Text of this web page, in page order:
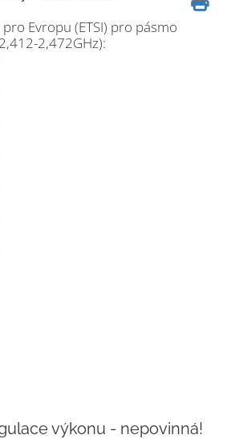
Evropu (ETSI) pro pásmo
2,472GHz):
výkonu - nepovinná!